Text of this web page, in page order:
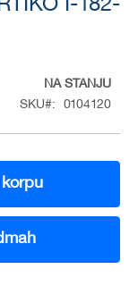
I-182-
NA STANJU
SKU
0104120